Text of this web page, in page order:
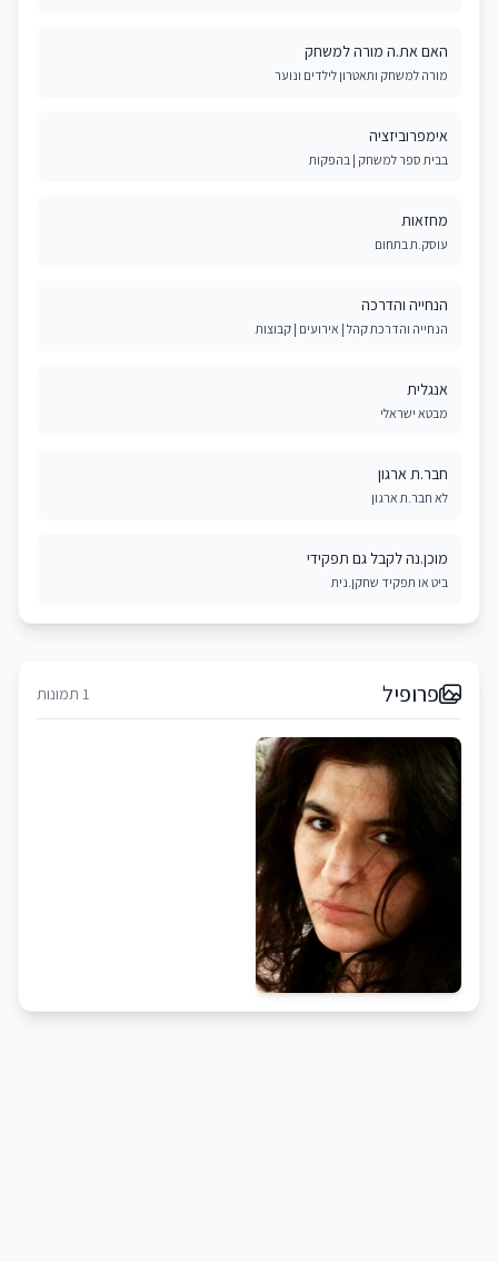
האם את.ה מורה למשחק
מורה למשחק ותאטרון לילדים ונוער
אימפרוביזציה
בבית ספר למשחק | בהפקות
מחזאות
עוסק.ת בתחום
הנחייה והדרכה
הנחייה והדרכת קהל | אירועים | קבוצות
אנגלית
מבטא ישראלי
חבר.ת ארגון
לא חבר.ת ארגון
מוכן.נה לקבל גם תפקידי
ביט או תפקיד שחקן.נית
פרופיל 1 תמונות